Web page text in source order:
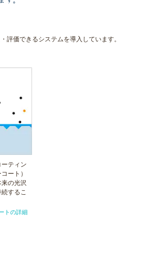
価できるシステムを導入しています。
ティン
ート）
の光沢
するこ
トの詳細